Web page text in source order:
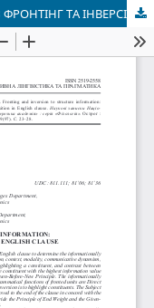
СТРУКТУРУВАННЯ ІНФОРМАЦІЇ ЧЕРЕЗ ФРОНТІНГ ТА ІНВЕРСІЮ: ІНФОРМАЦІЙНО-НАЙВИРАЗНІША ПОЗИЦІЯ В АНГЛІЙСЬКОМУ РЕЧЕННІ